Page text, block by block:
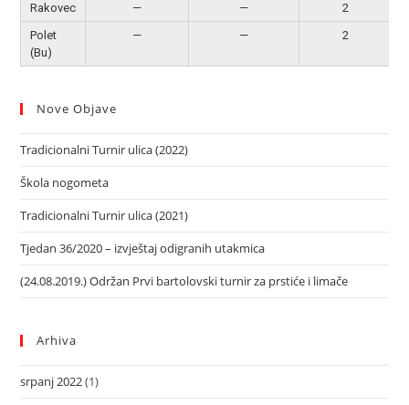
Rakovec — — 2
Polet
(Bu)
— — 2
Nove Objave
Tradicionalni Turnir ulica (2022)
Škola nogometa
Tradicionalni Turnir ulica (2021)
Tjedan 36/2020 – izvještaj odigranih utakmica
(24.08.2019.) Održan Prvi bartolovski turnir za prstiće i limače
Arhiva
srpanj 2022(1)